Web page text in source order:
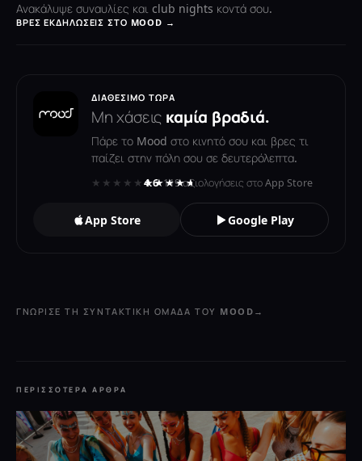
Ανακάλυψε συναυλίες και club nights κοντά σου.
ΒΡΕΣ ΕΚΔΗΛΏΣΕΙΣ ΣΤΟ MOOD →
ΔΙΑΘΈΣΙΜΟ ΤΏΡΑ
Μη χάσεις καμία βραδιά.
Πάρε το Mood στο κινητό σου και βρες τι
παίζει στην πόλη σου σε δευτερόλεπτα.
★★★★★★★★★★
4.6· 119 αξιολογήσεις στο App Store
App Store Google Play
ΓΝΏΡΙΣΕ ΤΗ ΣΥΝΤΑΚΤΙΚΉ ΟΜΆΔΑ ΤΟΥ MOOD →
ΠΕΡΙΣΣΌΤΕΡΑ ΆΡΘΡΑ